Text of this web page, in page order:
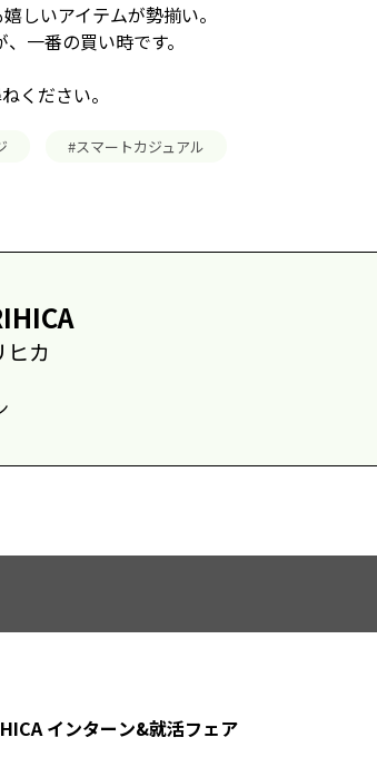
しいアイテムが勢揃い。
一番の買い時です。
ください。
#スマートカジュアル
ヒカ
インターン&就活フェア